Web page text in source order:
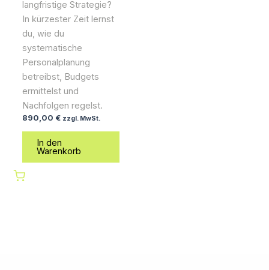
langfristige Strategie?
In kürzester Zeit lernst
du, wie du
systematische
Personalplanung
betreibst, Budgets
ermittelst und
Nachfolgen regelst.
890,00 € zzgl. MwSt.
In den
Warenkorb